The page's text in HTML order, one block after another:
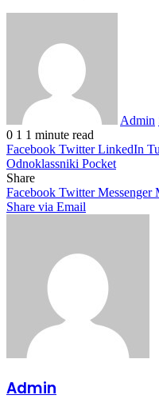
Admin
0 1 1 minute read
Facebook Twitter LinkedIn
Odnoklassniki Pocket
Share
Facebook Twitter Messenger
Share via Email
Admin